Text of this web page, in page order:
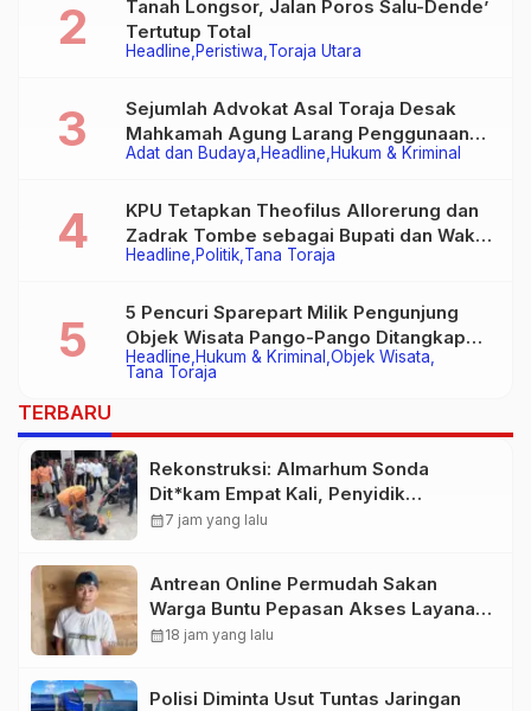
Headline Peristiwa Toraja Utara
Tanah Longsor, Jalan Poros Salu-Dende’
Tertutup Total
Adat dan Budaya Headline Hukum & Kriminal
Sejumlah Advokat Asal Toraja Desak
Mahkamah Agung Larang Penggunaan
Alat Berat pada Eksekusi Rumah Adat
Headline Politik Tana Toraja
KPU Tetapkan Theofilus Allorerung dan
Zadrak Tombe sebagai Bupati dan Wakil
Bupati Tana Toraja Terpilih
Headline Hukum & Kriminal Objek Wisata
Tana Toraja
5 Pencuri Sparepart Milik Pengunjung
Objek Wisata Pango-Pango Ditangkap
Polisi
TERBARU
Rekonstruksi: Almarhum Sonda
Dit*kam Empat Kali, Penyidik
Terapkan Pasal Pembunuhan
calendar_month7 jam yang lalu
Antrean Online Permudah Sakan
Warga Buntu Pepasan Akses Layanan
Kesehatan Tanpa Hambatan
calendar_month18 jam yang lalu
Polisi Diminta Usut Tuntas Jaringan